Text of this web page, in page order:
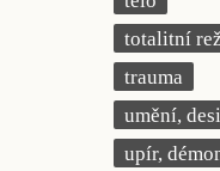
totalitní
trauma
umění,
upír,